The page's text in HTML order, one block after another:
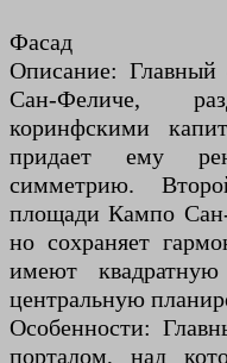
Фасад
Описание: Главный
Сан-Феличе,
коринфскими
придает ему
симметрию.
площади Кампо
но сохраняет
имеют
центральную
Особенности:
порталом, над